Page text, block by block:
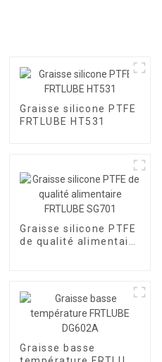
Graisse silicone PTFE
FRTLUBE HT531
Graisse silicone PTFE
de qualité alimentaire
Graisse basse